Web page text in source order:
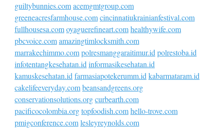
guiltybunnies.comacemgmtgroup.com
greeneacresfarmhouse.comcincinnatiukrainianfestival.com
fullhousesa.comoyaguerefineart.comhealthywife.com
pbcvoice.comamazingtimlocksmith.com
marrakechimmo.compolresmanggaraitimur.id polrestoba.id
infotentangkesehatan.id informasikesehatan.id
kamuskesehatan.id farmasiapotekerumm.id kabarmataram.id
cakelifeeveryday.combeansandgreens.org
conservationsolutions.orgcurbearth.com
pacificocolombia.orgtopfoodish.comhello-trove.com
pmigconference.comlesleyreynolds.com